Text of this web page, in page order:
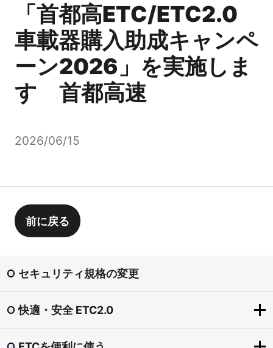
「首都高ETC/ETC2.0
車載器購入助成キャンペ
ーン2026」を実施しま
す 首都高速
2026/06/15
前に戻る
セキュリティ規格の変更
快適・安全 ETC2.0